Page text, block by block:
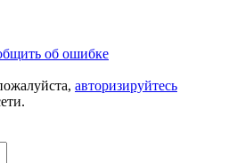
об ошибке
авторизируйтесь